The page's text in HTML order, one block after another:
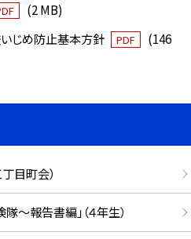
(2 MB)
じめ防止基本方針
PDF
(146
目町会）
〜報告書編」（４年生）